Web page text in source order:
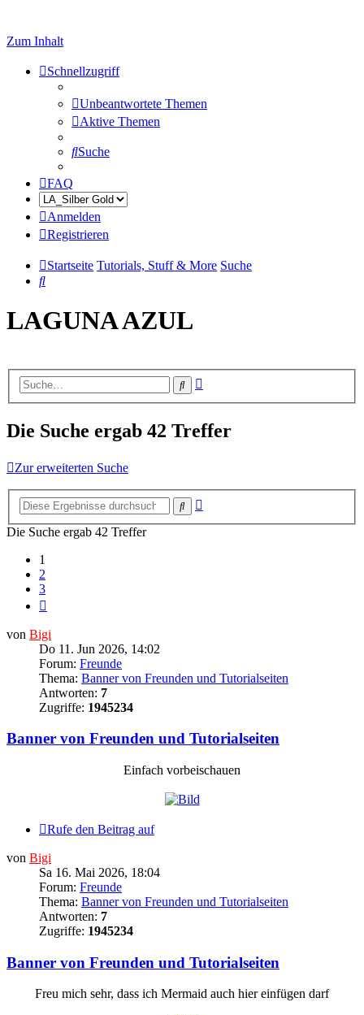
Zum Inhalt
Schnellzugriff
Unbeantwortete Themen
Aktive Themen
Suche
FAQ
Anmelden
Registrieren
Startseite Tutorials, Stuff & More Suche
Suche
LAGUNA AZUL
Suche
Die Suche ergab 42 Treffer
Zur erweiterten Suche
Suche
Die Suche ergab 42 Treffer
1
2
3
von Bigi
Do 11. Jun 2026, 14:02
Forum: Freunde
Thema: Banner von Freunden und Tutorialseiten
Antworten: 7
Zugriffe: 1945234
Banner von Freunden und Tutorialseiten
Einfach vorbeischauen
Rufe den Beitrag auf
von Bigi
Sa 16. Mai 2026, 18:04
Forum: Freunde
Thema: Banner von Freunden und Tutorialseiten
Antworten: 7
Zugriffe: 1945234
Banner von Freunden und Tutorialseiten
Freu mich sehr, dass ich Mermaid auch hier einfügen darf